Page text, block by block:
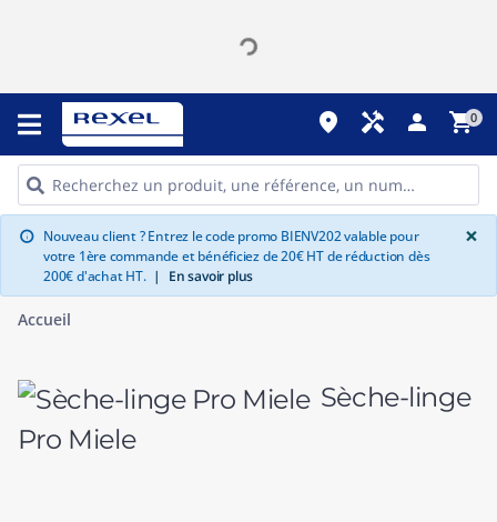
place handyman person shopping_cart0
info Nouveau client ? Entrez le code promo BIENV202 valable pour
votre 1ère commande et bénéficiez de 20€ HT de réduction dès
200€ d'achat HT. | En savoir plus
×
Accueil
Sèche-linge
Pro Miele